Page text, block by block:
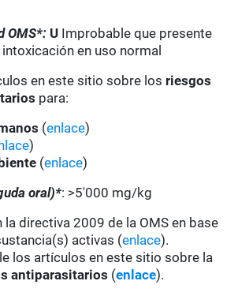
OMS*: U Improbable que presente
en uso normal
en este sitio sobre los riesgos
para:
(enlace)
)
(enlace)
oral)*: >5'000 mg/kg
la directiva 2009 de la OMS en base
activas (enlace).
los artículos en este sitio sobre la
antiparasitarios (enlace).